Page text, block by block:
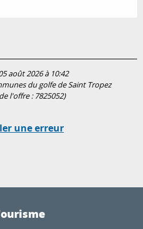
août 2026 à 10:42
du golfe de Saint Tropez
l'offre : 7825052)
une erreur